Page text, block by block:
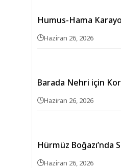
Humus-Hama
Haziran 26, 2026
Barada Nehri için
Haziran 26, 2026
Hürmüz Boğazı’nda
Haziran 26, 2026